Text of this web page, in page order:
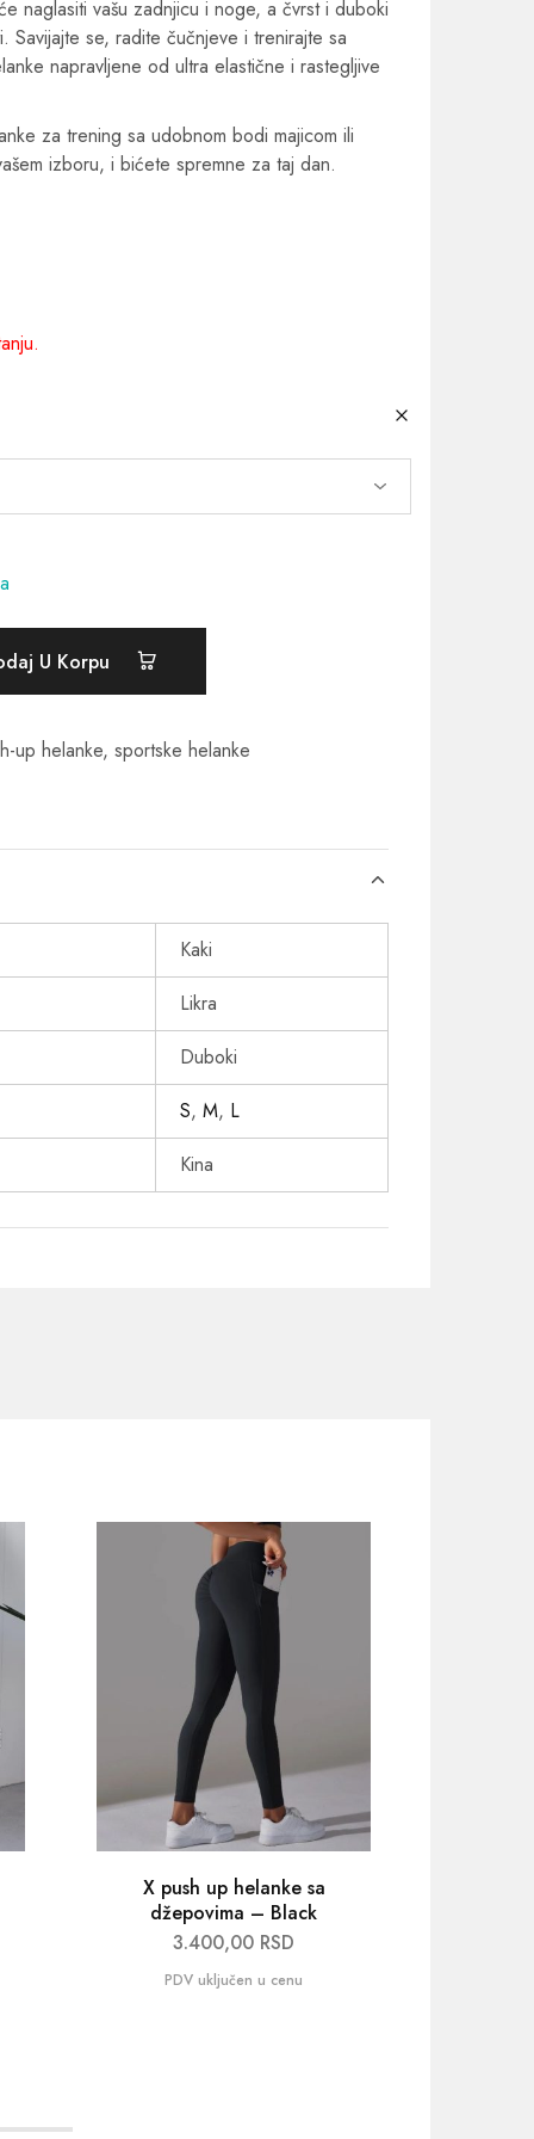
naglasiti vašu zadnjicu i noge, a čvrst i duboki
Savijajte se, radite čučnjeve i trenirajte sa
napravljene od ultra elastične i rastegljive
za trening sa udobnom bodi majicom ili
izboru, i bićete spremne za taj dan.
U Korpu
up helanke,sportske helanke
Kaki
Likra
Duboki
S, M, L
Kina
X push up helanke sa
džepovima – Black
3.400,00 RSD